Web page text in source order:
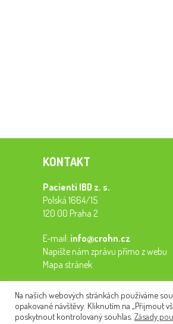
KONTAKT
Pacienti IBD z. s.
Polská 1664/15
120 00 Praha 2
E-mail: info@crohn.cz
Napište nám zprávu přímo z webu
Mapa stránek
Na našich webových stránkách používáme
opakované návštěvy. Kliknutím na „Přijmout
poskytnout kontrolovaný souhlas. Zásady